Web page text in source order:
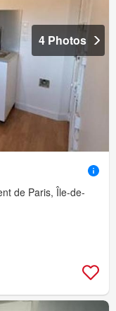
4 Photos
de Paris, Île-de-